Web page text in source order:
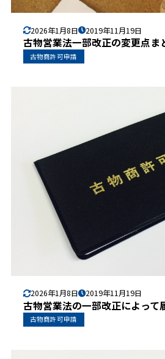
2026年1月8日 2019年11月19日
古物営業法一部改正の変更点ま
古物商許可申請
2026年1月8日 2019年11月19日
古物営業法の一部改正によって
古物商許可申請